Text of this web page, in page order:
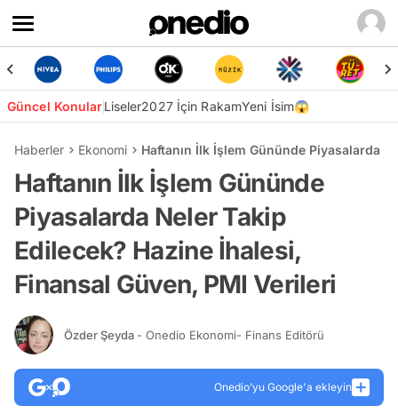
Güncel KonularLiseler2027 İçin RakamYeni İsim😱
Haberler Ekonomi Haftanın İlk İşlem Gününde Piyasalarda
Haftanın İlk İşlem Gününde
Piyasalarda Neler Takip
Edilecek? Hazine İhalesi,
Finansal Güven, PMI Verileri
Özder Şeyda - Onedio Ekonomi- Finans Editörü
Onedio’yu Google'a ekleyin